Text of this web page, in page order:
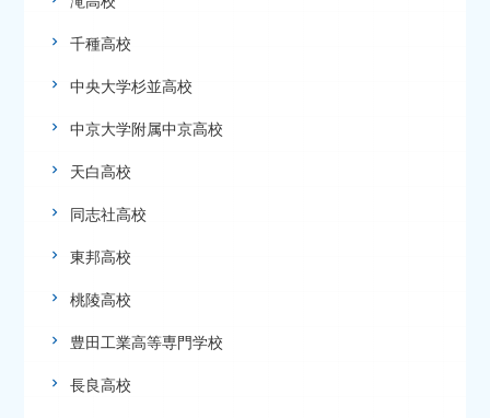
千種高校
中央大学杉並高校
中京大学附属中京高校
天白高校
同志社高校
東邦高校
桃陵高校
豊田工業高等専門学校
長良高校